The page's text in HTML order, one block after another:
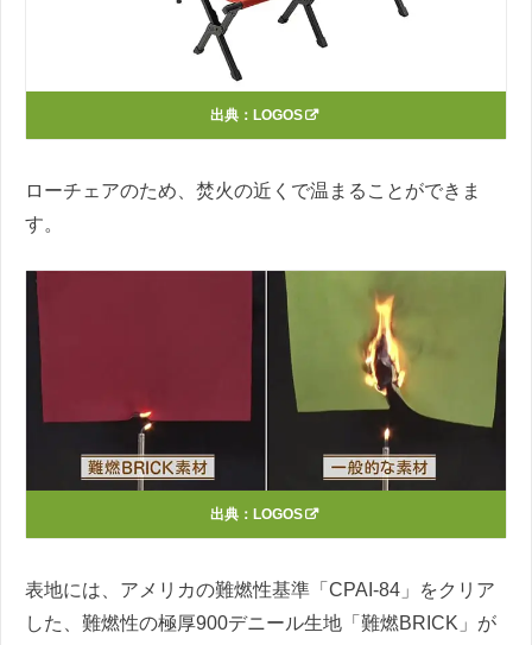
出典： LOGOS
ローチェアのため、焚火の近くで温まることができま
す。
出典： LOGOS
表地には、アメリカの難燃性基準「CPAI-84」をクリア
した、難燃性の極厚900デニール生地「難燃BRICK」が